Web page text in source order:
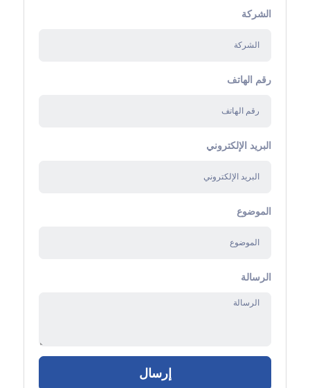
الشركة
رقم الهاتف
البريد الإلكتروني
الموضوع
الرسالة
إرسال